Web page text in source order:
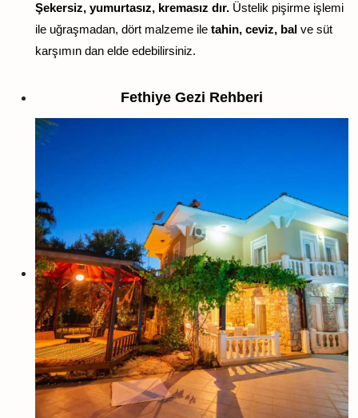
Şekersiz, yumurtasız, kremasız dır. Üstelik pişirme işlemi
ile uğraşmadan, dört malzeme ile tahin, ceviz, bal ve süt
karşımın dan elde edebilirsiniz.
Fethiye Gezi Rehberi